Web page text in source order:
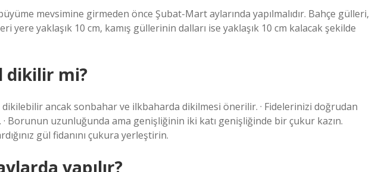
mevsimine girmeden önce Şubat-Mart aylarında yapılmalıdır. Bahçe gülleri,
yere yaklaşık 10 cm, kamış güllerinin dalları ise yaklaşık 10 cm kalacak şekilde
dikilir mi?
dikilebilir ancak sonbahar ve ilkbaharda dikilmesi önerilir. · Fidelerinizi doğrudan
· Borunun uzunluğunda ama genişliğinin iki katı genişliğinde bir çukur kazın.
gül fidanını çukura yerleştirin.
yapılır?